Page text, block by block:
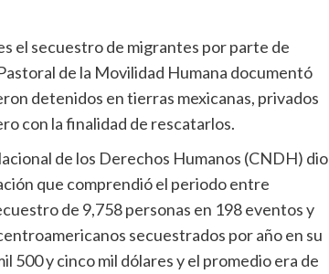
el secuestro de migrantes por parte de
de la Movilidad Humana documentó
detenidos en tierras mexicanas, privados
con la finalidad de rescatarlos.
de los Derechos Humanos (CNDH) dio
que comprendió el periodo entre
de 9,758 personas en 198 eventos y
secuestrados por año en su
500 y cinco mil dólares y el promedio era de